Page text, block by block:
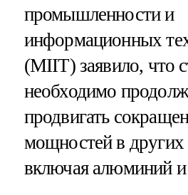
промышленности и
информационных
(MIIT) заявило, что
необходимо
продвигать
мощностей в других
включая алюминий и